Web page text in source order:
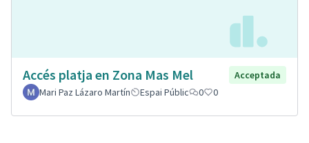
Accés platja en Zona Mas Mel
Acceptada
Mari Paz Lázaro Martín
Espai Públic 0 0